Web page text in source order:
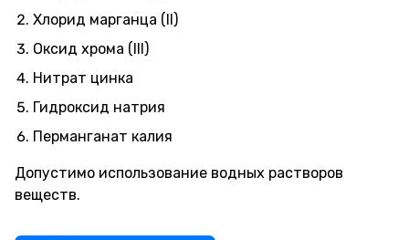
Хлорид марганца (II)
Оксид хрома (III)
Нитрат цинка
Гидроксид натрия
Перманганат калия
Допустимо использование водных растворов
веществ.